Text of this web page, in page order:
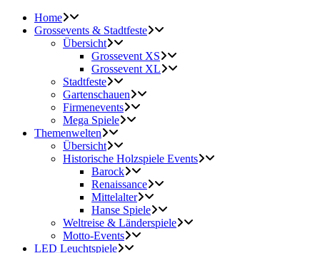
Home
Grossevents & Stadtfeste
Übersicht
Grossevent XS
Grossevent XL
Stadtfeste
Gartenschauen
Firmenevents
Mega Spiele
Themenwelten
Übersicht
Historische Holzspiele Events
Barock
Renaissance
Mittelalter
Hanse Spiele
Weltreise & Länderspiele
Motto-Events
LED Leuchtspiele